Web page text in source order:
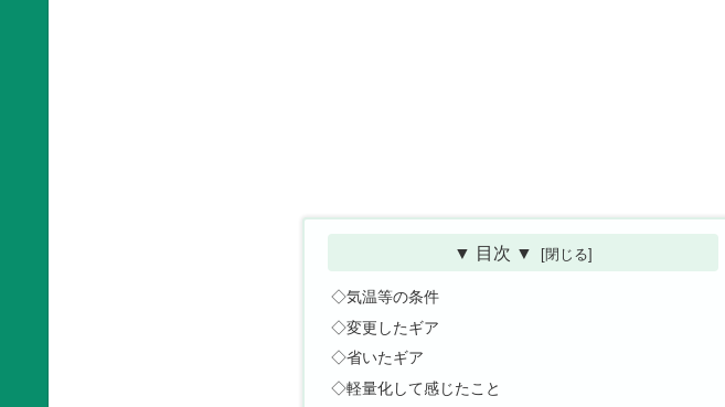
▼ 目次 ▼
◇気温等の条件
◇変更したギア
◇省いたギア
◇軽量化して感じたこと